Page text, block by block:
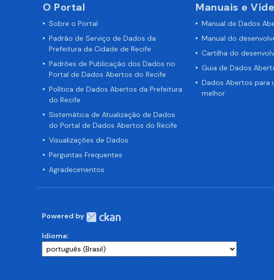
O Portal
Sobre o Portal
Padrão de Serviço de Dados da
Prefeitura da Cidade de Recife
Padrões de Publicação dos Dados no
Portal de Dados Abertos do Recife
Política de Dados Abertos da Prefeitura
do Recife
Sistemática de Atualização de Dados
do Portal de Dados Abertos do Recife
Visualizações de Dados
Perguntas Frequentes
Agradecimentos
Manuais e
Manual de Dados
Manual do
Cartilha do
Guia de Dados
Dados Abertos para
melhor
Powered by
Idioma